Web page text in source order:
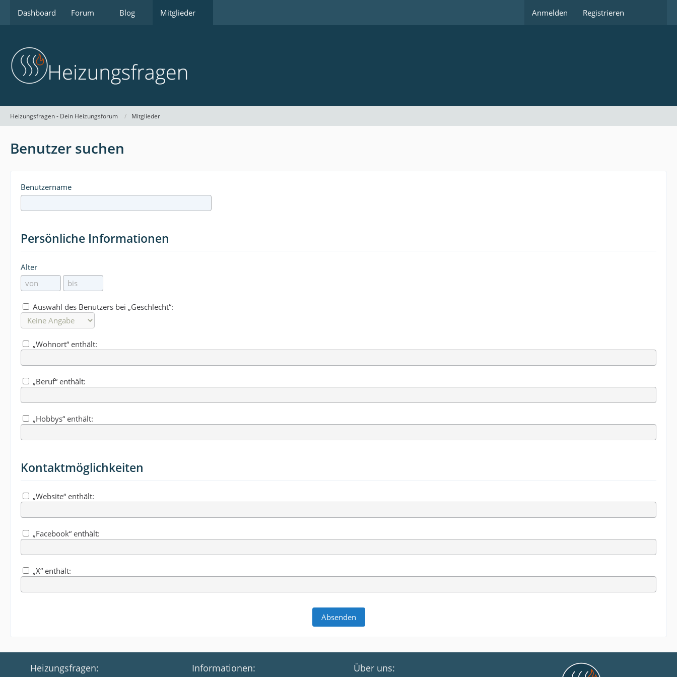
Dashboard Forum Blog Mitglieder Anmelden Registrieren
Heizungsfragen - Dein Heizungsforum Mitglieder
Benutzer suchen
Benutzername
Persönliche Informationen
Alter
Auswahl des Benutzers bei „Geschlecht“:
„Wohnort“ enthält:
„Beruf“ enthält:
„Hobbys“ enthält:
Kontaktmöglichkeiten
„Website“ enthält:
„Facebook“ enthält:
„X“ enthält:
Heizungsfragen: Informationen: Über uns: